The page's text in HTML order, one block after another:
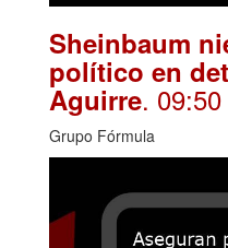
Sheinbaum
político en
Aguirre. 09:50
Grupo Fórmula